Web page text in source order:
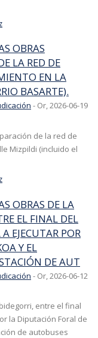
OBRAS
LA RED DE
EN LA
BASARTE).
- Or, 2026-06-19
de la red de
Mizpildi (incluido el
OBRAS DE LA
EL FINAL DEL
EJECUTAR POR
Y EL
DE AUT
- Or, 2026-06-12
entre el final
la Diputación Foral de
de autobuses